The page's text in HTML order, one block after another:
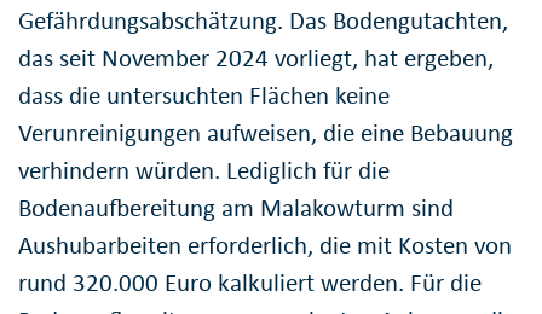
Gefährdungsabschätzung. Das Bodengutachten,
das seit November 2024 vorliegt, hat ergeben,
dass die untersuchten Flächen keine
Verunreinigungen aufweisen, die eine Bebauung
verhindern würden. Lediglich für die
Bodenaufbereitung am Malakowturm sind
Aushubarbeiten erforderlich, die mit Kosten von
rund 320.000 Euro kalkuliert werden. Für die